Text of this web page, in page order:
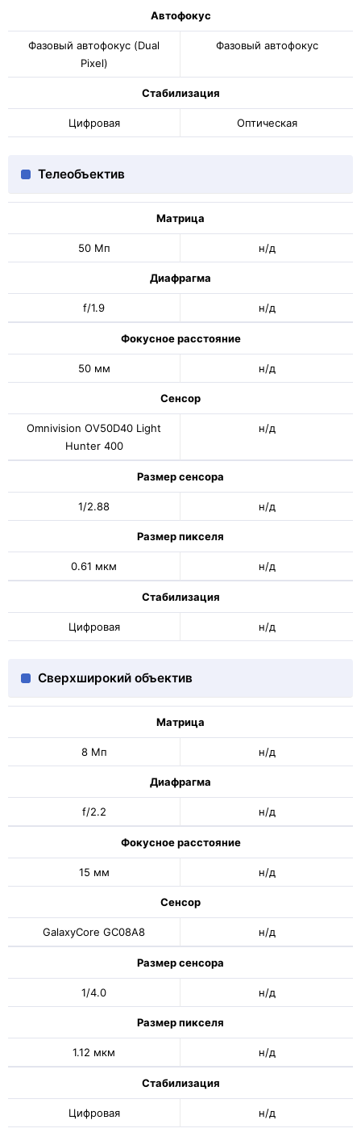
Автофокус
Фазовый автофокус (Dual
Pixel)
Фазовый автофокус
Стабилизация
Цифровая Оптическая
Телеобъектив
Матрица
50 Мп н/д
Диафрагма
f/1.9 н/д
Фокусное расстояние
50 мм н/д
Сенсор
Omnivision OV50D40 Light
Hunter 400
н/д
Размер сенсора
1/2.88 н/д
Размер пикселя
0.61 мкм н/д
Стабилизация
Цифровая н/д
Сверхширокий объектив
Матрица
8 Мп н/д
Диафрагма
f/2.2 н/д
Фокусное расстояние
15 мм н/д
Сенсор
GalaxyCore GC08A8 н/д
Размер сенсора
1/4.0 н/д
Размер пикселя
1.12 мкм н/д
Стабилизация
Цифровая н/д